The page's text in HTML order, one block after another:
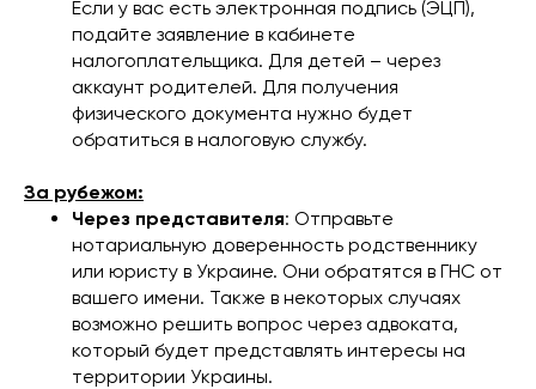
Если у вас есть электронная подпись (ЭЦП),
подайте заявление в кабинете
налогоплательщика. Для детей – через
аккаунт родителей. Для получения
физического документа нужно будет
обратиться в налоговую службу.
За рубежом:
Через представителя: Отправьте
нотариальную доверенность родственнику
или юристу в Украине. Они обратятся в ГНС от
вашего имени. Также в некоторых случаях
возможно решить вопрос через адвоката,
который будет представлять интересы на
территории Украины.